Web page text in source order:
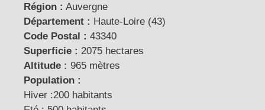
Région : Auvergne
Département : Haute-Loire (43)
Code Postal : 43340
Superficie : 2075 hectares
Altitude : 965 mètres
Population :
Hiver :200 habitants